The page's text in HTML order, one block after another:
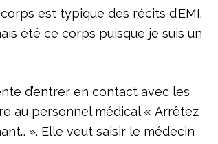
est typique des récits d’EMI.
été ce corps puisque je suis un
d’entrer en contact avec les
au personnel médical « Arrêtez
». Elle veut saisir le médecin